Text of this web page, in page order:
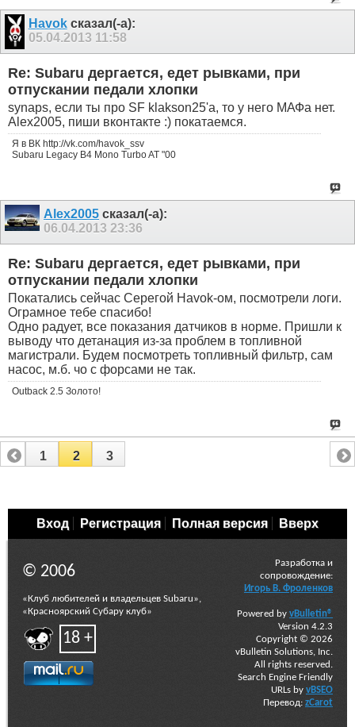
Havokсказал(-а):
05.04.2013 11:58
Re: Subaru дергается, едет рывками, при
отпускании педали хлопки
synaps, если ты про SF klakson25'а, то у него МАФа нет.
Alex2005, пиши вконтакте :) покатаемся.
Я в ВК http://vk.com/havok_ssv
Subaru Legacy B4 Mono Turbo AT "00
Alex2005 сказал(-а):
06.04.2013 23:36
Re: Subaru дергается, едет рывками, при
отпускании педали хлопки
Покатались сейчас Серегой Havok-ом, посмотрели логи.
Ограмное тебе спасибо!
Одно радует, все показания датчиков в норме. Пришли к
выводу что детанация из-за проблем в топливной
магистрали. Будем посмотреть топливный фильтр, сам
насос, м.б. чо с форсами не так.
Outback 2.5 Золото!
1 2 3
Вход Регистрация Полная версия Вверх
© 2006
«Клуб любителей и владельцев Subaru»,
«Красноярский Субару клуб»
18 +
Разработка и
сопровождение:
Игорь В. Фроленков
Powered by vBulletin®
Version 4.2.3
Copyright © 2026
vBulletin Solutions, Inc.
All rights reserved.
Search Engine Friendly
URLs by vBSEO
Перевод: zCarot